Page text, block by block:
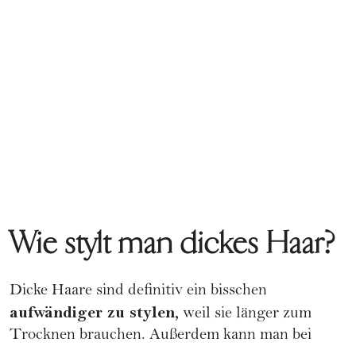
Wie stylt man dickes Haar?
Dicke Haare sind definitiv ein bisschen
aufwändiger zu stylen, weil sie länger zum
Trocknen brauchen. Außerdem kann man bei